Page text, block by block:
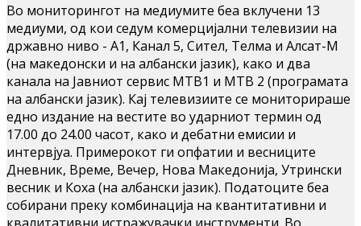
Во мониторингот на медиумите беа вклучени 13
медиуми, од кои седум комерцијални телевизии на
државно ниво - А1, Канал 5, Сител, Телма и Алсат-М
(на македонски и на албански јазик), како и два
канала на Јавниот сервис МТВ1 и МТВ 2 (програмата
на албански јазик). Кај телевизиите се мониторираше
едно издание на вестите во ударниот термин од
17.00 до 24.00 часот, како и дебатни емисии и
интервјуа. Примерокот ги опфатии и весниците
Дневник, Време, Вечер, Нова Македонија, Утрински
весник и Коха (на албански јазик). Податоците беа
собирани преку комбинација на квантитативни и